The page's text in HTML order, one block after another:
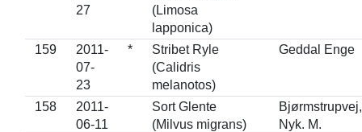
27
(Limosa
lapponica)
159
2011-
07-
23
*
Stribet Ryle
(Calidris
melanotos)
Geddal Enge
158
2011-
06-11
Sort Glente
(Milvus migrans)
Bjørmstrupvej,
Nyk. M.